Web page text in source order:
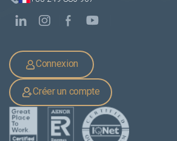
Connexion
Créer un compte